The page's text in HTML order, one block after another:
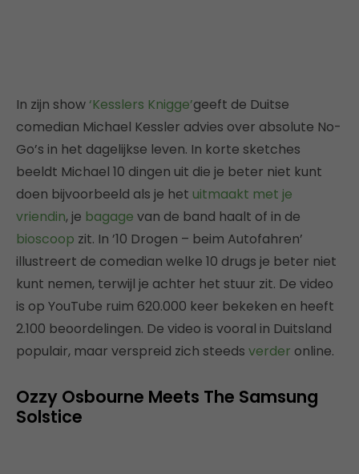
In zijn show‘Kesslers Knigge’geeft de Duitse
comedian Michael Kessler advies over absolute No-
Go’s in het dagelijkse leven. In korte sketches
beeldt Michael 10 dingen uit die je beter niet kunt
doen bijvoorbeeld als je het uitmaakt met je
vriendin, je bagage van de band haalt of in de
bioscoop zit. In ’10 Drogen – beim Autofahren’
illustreert de comedian welke 10 drugs je beter niet
kunt nemen, terwijl je achter het stuur zit. De video
is op YouTube ruim 620.000 keer bekeken en heeft
2.100 beoordelingen. De video is vooral in Duitsland
populair, maar verspreid zich steeds verder online.
Ozzy Osbourne Meets The Samsung
Solstice